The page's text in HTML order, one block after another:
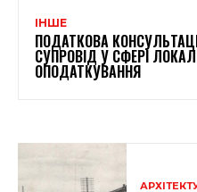
ІНШЕ
ПОДАТКОВА
СУПРОВІД У СФЕРІ
ОПОДАТКУВАННЯ